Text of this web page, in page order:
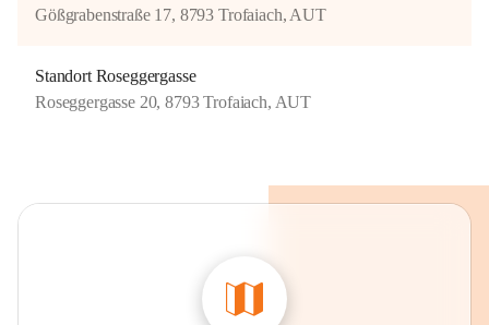
Gößgrabenstraße 17, 8793 Trofaiach, AUT
Standort Roseggergasse
Roseggergasse 20, 8793 Trofaiach, AUT